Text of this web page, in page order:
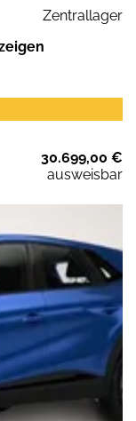
Zentrallager
30.699,00 €
ausweisbar